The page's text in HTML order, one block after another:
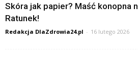
Skóra jak papier? Maść konopna
Ratunek!
Redakcja DlaZdrowia24.pl - 16 lutego 2026